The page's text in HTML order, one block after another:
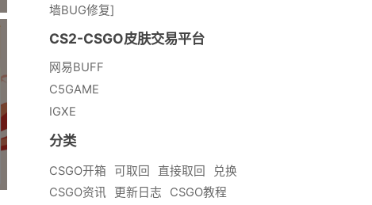
墙BUG修复]
CS2-CSGO皮肤交易平台
网易BUFF
C5GAME
IGXE
分类
CSGO开箱 可取回 直接取回
兑换
CSGO资讯
更新日志
CSGO教程